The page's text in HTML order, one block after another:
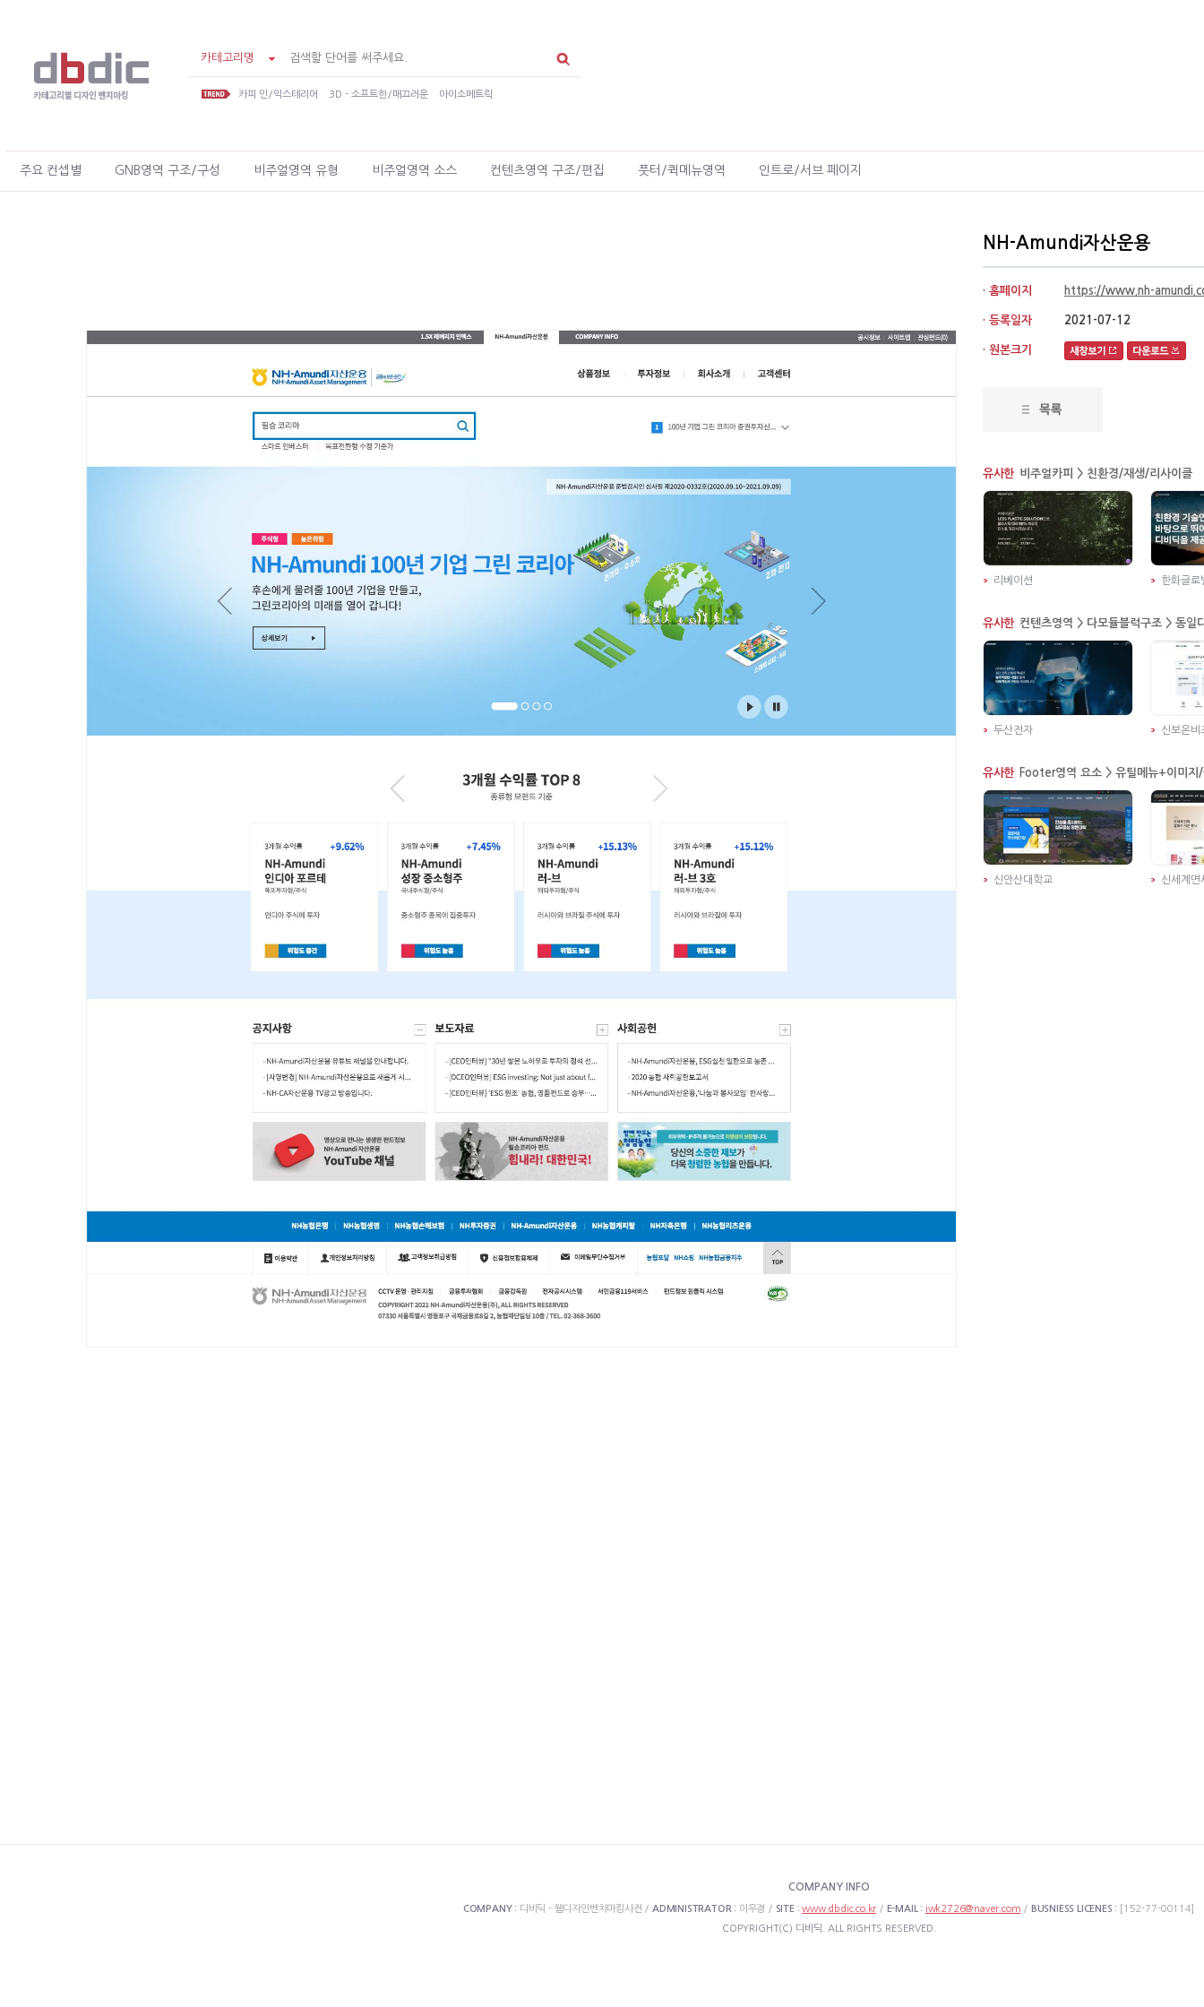
카테고리명
카피 인/익스테리어 3D - 소프트한/매끄러운 아이소메트릭
주요 컨셉별 GNB영역 구조/구성 비주얼영역 유형 비주얼영역 소스 컨텐츠영역 구조/편집 풋터/퀵메뉴영역 인트로/서브 페이지
NH-Amundi자산운용
· 홈페이지 https://www.nh-
· 등록일자 2021-07-12
· 원본크기
유사한 비주얼카피 > 친환경/재생/리사이클
리베이션 한화글로
유사한 컨텐츠영역 > 다모듈블럭구조 > 동일
두산전자 신보온비
유사한 Footer영역 요소 > 유틸메뉴+이미지
신안산대학교 신세계면
COMPANY INFO
COMPANY : 디비딕 - 웹디자인벤치마킹사전 / ADMINISTRATOR : 이우경 / SITE : www.dbdic.co.kr / E-MAIL : iwk2726@naver.com / BUSNIESS LICENES :
[152-77-00114]
COPYRIGHT(C) 디비딕. ALL RIGHTS RESERVED.